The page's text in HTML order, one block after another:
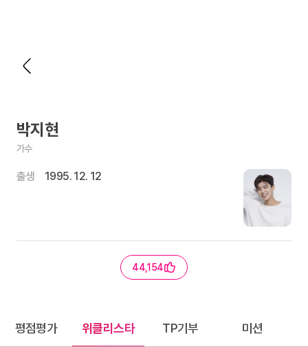
박지현
가수
출생 1995. 12. 12
44,154
평점평가 위클리스타 TP기부 미션